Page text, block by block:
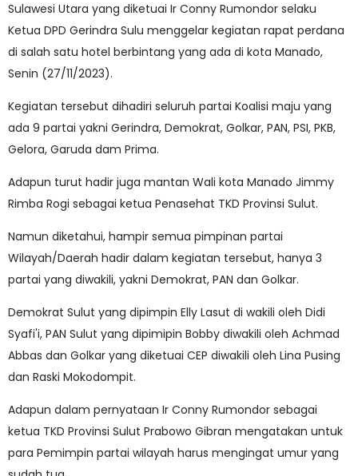
Sulawesi Utara yang diketuai Ir Conny Rumondor selaku
Ketua DPD Gerindra Sulu menggelar kegiatan rapat perdana
di salah satu hotel berbintang yang ada di kota Manado,
Senin (27/11/2023).
Kegiatan tersebut dihadiri seluruh partai Koalisi maju yang
ada 9 partai yakni Gerindra, Demokrat, Golkar, PAN, PSI, PKB,
Gelora, Garuda dam Prima.
Adapun turut hadir juga mantan Wali kota Manado Jimmy
Rimba Rogi sebagai ketua Penasehat TKD Provinsi Sulut.
Namun diketahui, hampir semua pimpinan partai
Wilayah/Daerah hadir dalam kegiatan tersebut, hanya 3
partai yang diwakili, yakni Demokrat, PAN dan Golkar.
Demokrat Sulut yang dipimpin Elly Lasut di wakili oleh Didi
Syafi'i, PAN Sulut yang dipimipin Bobby diwakili oleh Achmad
Abbas dan Golkar yang diketuai CEP diwakili oleh Lina Pusing
dan Raski Mokodompit.
Adapun dalam pernyataan Ir Conny Rumondor sebagai
ketua TKD Provinsi Sulut Prabowo Gibran mengatakan untuk
para Pemimpin partai wilayah harus mengingat umur yang